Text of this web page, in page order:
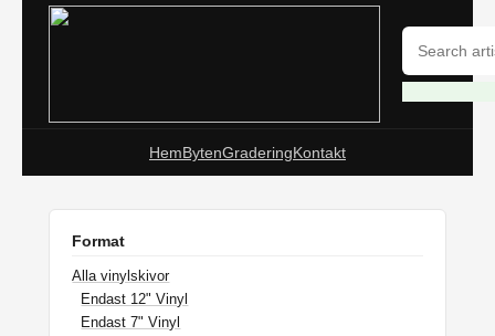
HemBytenGraderingKontakt
Format
Alla vinylskivor
Endast 12" Vinyl
Endast 7" Vinyl